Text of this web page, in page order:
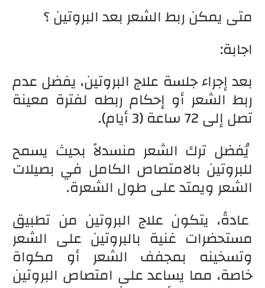
متى يمكن ربط الشعر بعد البروتين ؟
اجابة:
بعد إجراء جلسة علاج البروتين، يفضل عدم
ربط الشعر أو إحكام ربطه لفترة معينة
تصل إلى 72 ساعة (3 أيام).
يُفضل ترك الشعر منسدلاً بحيث يسمح
للبروتين بالامتصاص الكامل في بصيلات
الشعر ويمتد على طول الشعرة.
عادةً، يتكون علاج البروتين من تطبيق
مستحضرات غنية بالبروتين على الشعر
وتسخينه بمجفف الشعر أو مكواة
خاصة، مما يساعد على امتصاص البروتين